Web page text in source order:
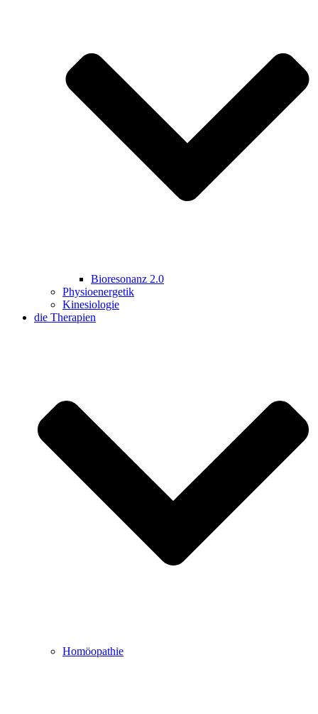
Bioresonanz 2.0
Physioenergetik
Kinesiologie
die Therapien
Homöopathie